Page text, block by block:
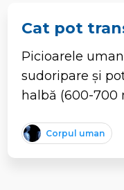
Cat pot
Picioarele
sudoripare și
halbă (600-700
Corpul uman